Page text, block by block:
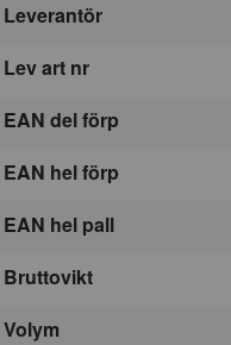
Leverantör
Lev art nr
EAN del förp
EAN hel förp
EAN hel pall
Bruttovikt
Volym